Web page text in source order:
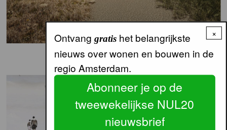
×
Ontvang gratishet belangrijkste
nieuws over wonen en bouwen in de
regio Amsterdam.
Abonneer je op de
tweewekelijkse NUL20
nieuwsbrief